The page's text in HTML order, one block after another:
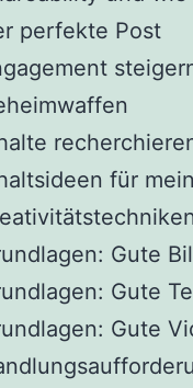
perfekte Post
für
Gute
Gute
Gute